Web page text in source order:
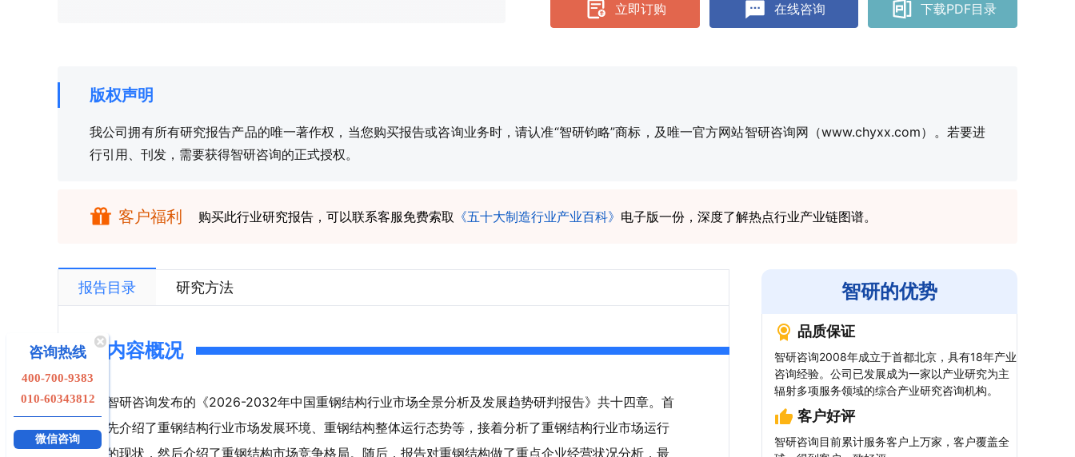
立即订购 在线咨询 下载PDF目录
版权声明
我公司拥有所有研究报告产品的唯一著作权，当您购买报告或咨询业务时，请认准“智研钧略”商标，及唯一官方网站智研咨询网（www.chyxx.com）。若要进
行引用、刊发，需要获得智研咨询的正式授权。
客户福利 购买此行业研究报告，可以联系客服免费索取 《五十大制造行业产业百科》 电子版一份，深度了解热点行业产业链图谱。
报告目录 研究方法
内容概况
智研咨询发布的《2026-2032年中国重钢结构行业市场全景分析及发展趋势研判报告》共十四章。首
先介绍了重钢结构行业市场发展环境、重钢结构整体运行态势等，接着分析了重钢结构行业市场运行
的现状，然后介绍了重钢结构市场竞争格局。随后，报告对重钢结构做了重点企业经营状况分析，最
智研的优势
品质保证
智研咨询2008年成立于首都北京，具有18年产业
咨询经验。公司已发展成为一家以产业研究为主
辐射多项服务领域的综合产业研究咨询机构。
客户好评
智研咨询目前累计服务客户上万家，客户覆盖全
咨询热线
400-700-9383
010-60343812
微信咨询